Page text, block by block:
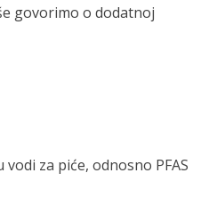
govorimo o dodatnoj
za piće, odnosno PFAS